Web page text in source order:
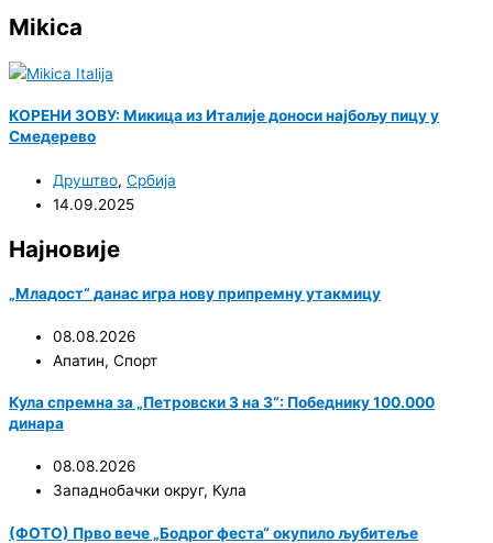
Mikica
КОРЕНИ ЗОВУ: Микица из Италије доноси најбољу пицу у
Смедерево
Друштво, Србија
14.09.2025
Најновије
„Младост“ данас игра нову припремну утакмицу
08.08.2026
Апатин, Спорт
Кула спремна за „Петровски 3 на 3“: Победнику 100.000
динара
08.08.2026
Западнобачки округ, Кула
(ФОТО) Прво вече „Бодрог феста“ окупило љубитеље